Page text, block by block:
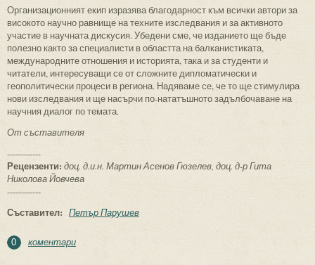
Организационният екип изразява благодарност към всички автори за
високото научно равнище на техните изследвания и за активното
участие в научната дискусия. Убедени сме, че изданието ще бъде
полезно както за специалисти в областта на балканистиката,
международните отношения и историята, така и за студенти и
читатели, интересуващи се от сложните дипломатически и
геополитически процеси в региона. Надяваме се, че то ще стимулира
нови изследвания и ще насърчи по-нататъшното задълбочаване на
научния диалог по темата.
От съставителя
------------
Рецензенти:доц. д.и.н. Мартин Асенов Гюзелев, доц. д-р Гита
Николова Йовчева
------------
Съставител: Петър Парушев
0 коментари